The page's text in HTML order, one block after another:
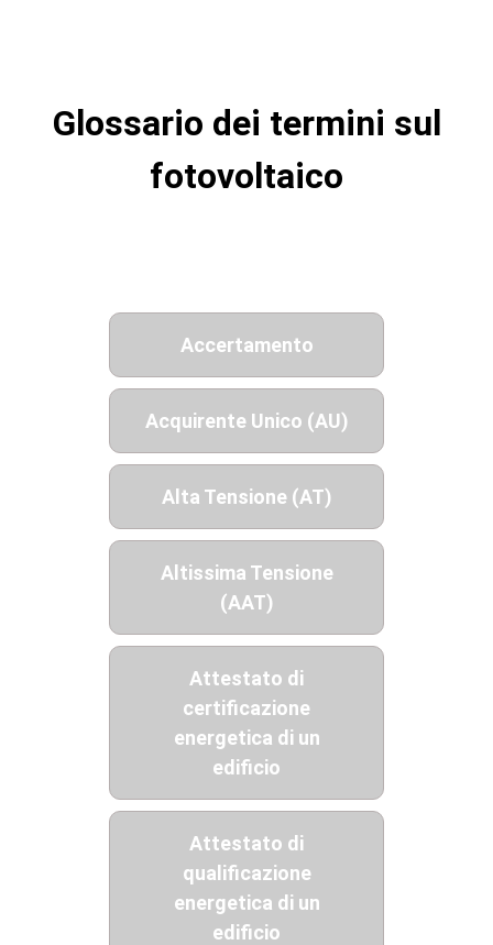
Glossario dei termini sul
fotovoltaico
Accertamento
Acquirente Unico (AU)
Alta Tensione (AT)
Altissima Tensione
(AAT)
Attestato di
certificazione
energetica di un
edificio
Attestato di
qualificazione
energetica di un
edificio